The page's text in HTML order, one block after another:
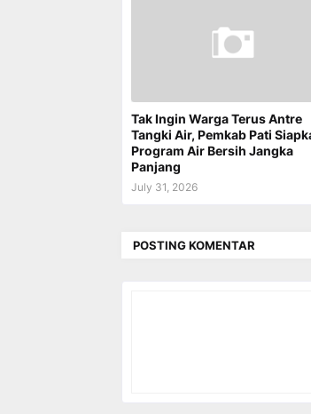
Tak Ingin Warga Terus Antre
Tangki Air, Pemkab Pati
Program Air Bersih Jangka
Panjang
July 31, 2026
POSTING KOMENTAR